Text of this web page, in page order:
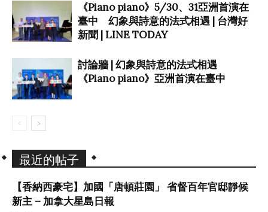
《Piano piano》5/30、31亞洲首演在
臺中 幻象與詩意的法式相遇 | 台灣好
新聞 | LINE TODAY
討論牆 | 幻象與詩意的法式相遇
《Piano piano》亞洲首演在臺中
最近的帖子
【香納西豪宅】加國「唐頓莊園」 省督百年官邸靜候
新主 – 加拿大星島日報